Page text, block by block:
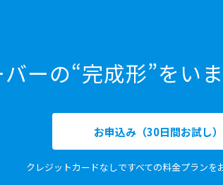
ーの“完成形”をい
お申込み（30日間お試し）
クレジットカードなしですべての料金プランを